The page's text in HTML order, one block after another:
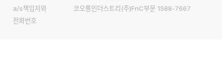
a/s책임자와
전화번호
코오롱인더스트리(주)FnC부문 1588-7667